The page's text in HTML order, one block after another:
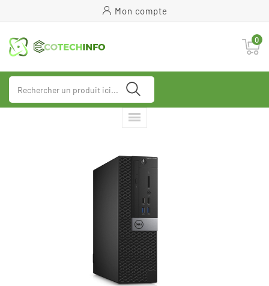
Mon compte
0